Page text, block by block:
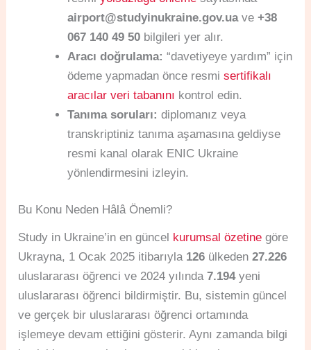
airport@studyinukraine.gov.uave+38
067 140 49 50 bilgileri yer alır.
Aracı doğrulama: “davetiyeye yardım” için
ödeme yapmadan önce resmisertifikalı
aracılar veri tabanını kontrol edin.
Tanıma soruları: diplomanız veya
transkriptiniz tanıma aşamasına geldiyse
resmi kanal olarak ENIC Ukraine
yönlendirmesini izleyin.
Bu Konu Neden Hâlâ Önemli?
Study in Ukraine’in en güncel kurumsal özetine göre
Ukrayna, 1 Ocak 2025 itibarıyla 126 ülkeden27.226
uluslararası öğrenci ve 2024 yılında7.194yeni
uluslararası öğrenci bildirmiştir. Bu, sistemin güncel
ve gerçek bir uluslararası öğrenci ortamında
işlemeye devam ettiğini gösterir. Aynı zamanda bilgi